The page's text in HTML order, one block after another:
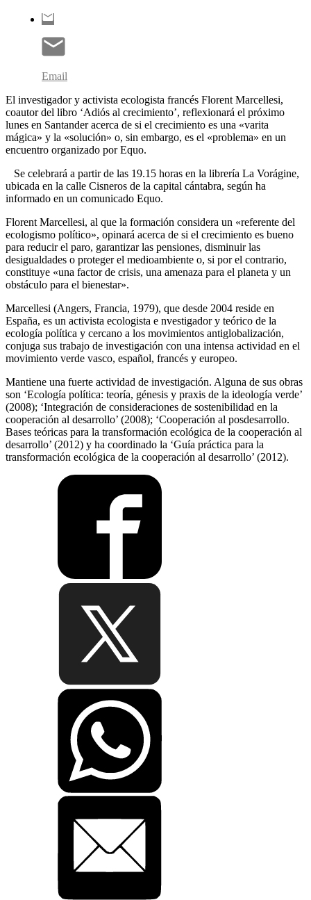
Email
El investigador y activista ecologista francés Florent Marcellesi,
coautor del libro ‘Adiós al crecimiento’, reflexionará el próximo
lunes en Santander acerca de si el crecimiento es una «varita
mágica» y la «solución» o, sin embargo, es el «problema» en un
encuentro organizado por Equo.
Se celebrará a partir de las 19.15 horas en la librería La Vorágine,
ubicada en la calle Cisneros de la capital cántabra, según ha
informado en un comunicado Equo.
Florent Marcellesi, al que la formación considera un «referente del
ecologismo político», opinará acerca de si el crecimiento es bueno
para reducir el paro, garantizar las pensiones, disminuir las
desigualdades o proteger el medioambiente o, si por el contrario,
constituye «una factor de crisis, una amenaza para el planeta y un
obstáculo para el bienestar».
Marcellesi (Angers, Francia, 1979), que desde 2004 reside en
España, es un activista ecologista e nvestigador y teórico de la
ecología política y cercano a los movimientos antiglobalización,
conjuga sus trabajo de investigación con una intensa actividad en el
movimiento verde vasco, español, francés y europeo.
Mantiene una fuerte actividad de investigación. Alguna de sus obras
son ‘Ecología política: teoría, génesis y praxis de la ideología verde’
(2008); ‘Integración de consideraciones de sostenibilidad en la
cooperación al desarrollo’ (2008); ‘Cooperación al posdesarrollo.
Bases teóricas para la transformación ecológica de la cooperación al
desarrollo’ (2012) y ha coordinado la ‘Guía práctica para la
transformación ecológica de la cooperación al desarrollo’ (2012).